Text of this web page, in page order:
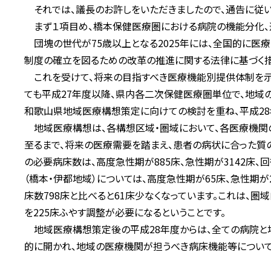
それでは、議長のお許しをいただきましたので、通告に従
まず１項目め、橋本保健医療圏における病院の機能分化
団塊の世代が75歳以上となる2025年には、全国的に医
制度の確立を図るための改革の推進に関する法律に基づく
これを受けて、将来の目指すべき医療機能別提供体制を
ても平成27年度以降、県内各二次保健医療圏単位で、地
和歌山県地域医療構想策定に向けての検討を重ね、平成28
地域医療構想は、各構想区域・圏域において、各医療機
至るまで、将来の医療需要を踏まえ、患者の病状に合った
の必要病床数は、高度急性期が885床、急性期が3142床、
（橋本・伊都地域）については、高度急性期が65床、急性
床数798床と比べると61床少なくなっています。これは、
を225床ふやす調整が必要になるということです。
地域医療構想策定後の平成28年度からは、全ての病院
的に開かれ、地域の医療機関が担うべき病床機能等につい